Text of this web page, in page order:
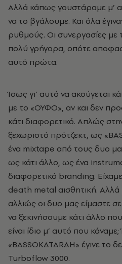
Αλλά κάπως γουστάραμε μ’
να το βγάλουμε. Και όλα
ρυθμούς. Οι συνεργασίες με
πολύ γρήγορα, οπότε
αυτό πρώτα.
Ίσως γι’ αυτό να ακούγεται
με το «ΟΥΦΟ», αν και δεν
κάτι διαφορετικό. Απλώς
ξεχωριστό πρότζεκτ, ως
ένα mixtape από τους δυο
ως κάτι άλλο, ως ένα
διαφορετικό branding.
death metal αισθητική. Αλλά
αλλιώς οι δυο μας είμαστε
να ξεκινήσουμε κάτι άλλο
είναι ίδιο μ’ αυτό που κάναμε;
«BASSOKATARAH» έγινε το
Turboflow 3000.